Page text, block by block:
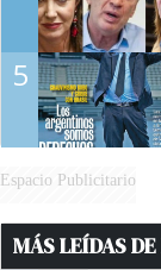
5
Espacio Publicitario
MÁS LEÍDAS